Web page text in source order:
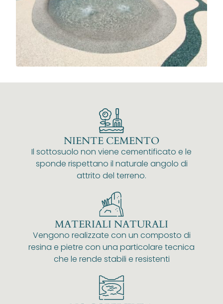
NIENTE CEMENTO
Il sottosuolo non viene cementificato e le
sponde rispettano il naturale angolo di
attrito del terreno.
MATERIALI NATURALI
Vengono realizzate con un composto di
resina e pietre con una particolare tecnica
che le rende stabili e resistenti